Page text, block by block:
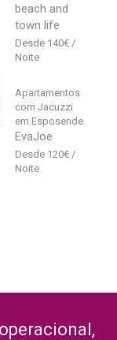
beach and
town life
140€
Apartamentos
com Jacuzzi
em Esposende
EvaJoe
120€